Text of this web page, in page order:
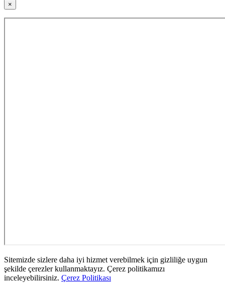
×
Sitemizde sizlere daha iyi hizmet verebilmek için gizliliğe uygun
şekilde çerezler kullanmaktayız. Çerez politikamızı
inceleyebilirsiniz. Çerez Politikası